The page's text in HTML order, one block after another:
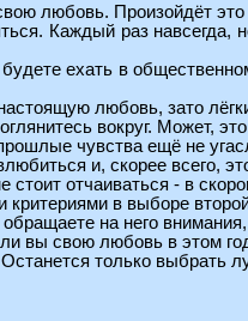
любовь. Произойдёт это
Каждый раз навсегда,
ехать в
любовь, зато
вокруг. Может,
чувства ещё не
и, скорее всего,
стоит отчаиваться - в
в выборе
на него
вы свою любовь в этом
только выбрать